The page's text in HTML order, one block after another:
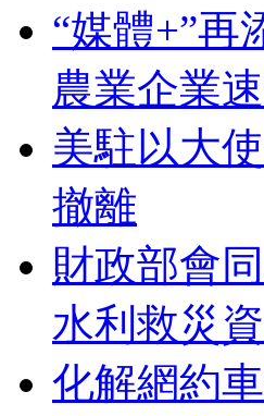
“媒體+”再
農業企業
美駐以大
撤離
財政部會
水利救災
化解網約